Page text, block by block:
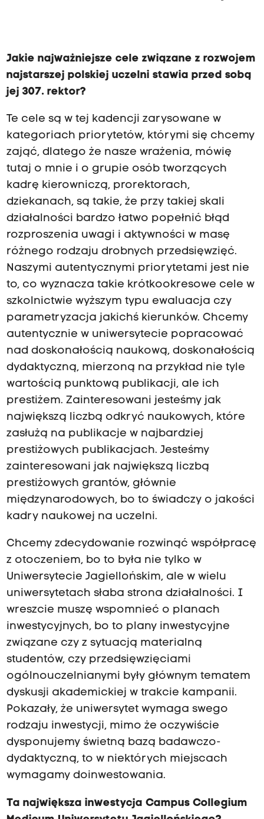
Jakie najważniejsze cele związane z rozwojem
najstarszej polskiej uczelni stawia przed sobą
jej 307. rektor?
Te cele są w tej kadencji zarysowane w
kategoriach priorytetów, którymi się chcemy
zająć, dlatego że nasze wrażenia, mówię
tutaj o mnie i o grupie osób tworzących
kadrę kierowniczą, prorektorach,
dziekanach, są takie, że przy takiej skali
działalności bardzo łatwo popełnić błąd
rozproszenia uwagi i aktywności w masę
różnego rodzaju drobnych przedsięwzięć.
Naszymi autentycznymi priorytetami jest nie
to, co wyznacza takie krótkookresowe cele w
szkolnictwie wyższym typu ewaluacja czy
parametryzacja jakichś kierunków. Chcemy
autentycznie w uniwersytecie popracować
nad doskonałością naukową, doskonałością
dydaktyczną, mierzoną na przykład nie tyle
wartością punktową publikacji, ale ich
prestiżem. Zainteresowani jesteśmy jak
największą liczbą odkryć naukowych, które
zasłużą na publikacje w najbardziej
prestiżowych publikacjach. Jesteśmy
zainteresowani jak największą liczbą
prestiżowych grantów, głównie
międzynarodowych, bo to świadczy o jakości
kadry naukowej na uczelni.
Chcemy zdecydowanie rozwinąć współpracę
z otoczeniem, bo to była nie tylko w
Uniwersytecie Jagiellońskim, ale w wielu
uniwersytetach słaba strona działalności. I
wreszcie muszę wspomnieć o planach
inwestycyjnych, bo to plany inwestycyjne
związane czy z sytuacją materialną
studentów, czy przedsięwzięciami
ogólnouczelnianymi były głównym tematem
dyskusji akademickiej w trakcie kampanii.
Pokazały, że uniwersytet wymaga swego
rodzaju inwestycji, mimo że oczywiście
dysponujemy świetną bazą badawczo-
dydaktyczną, to w niektórych miejscach
wymagamy doinwestowania.
Ta największa inwestycja Campus Collegium